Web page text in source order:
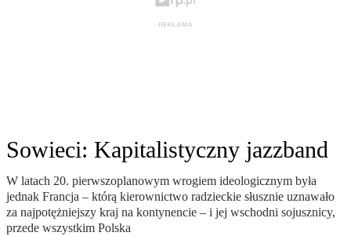
Sowieci: Kapitalistyczny jazzband
W latach 20. pierwszoplanowym wrogiem ideologicznym była
jednak Francja – którą kierownictwo radzieckie słusznie uznawało
za najpotężniejszy kraj na kontynencie – i jej wschodni sojusznicy,
przede wszystkim Polska